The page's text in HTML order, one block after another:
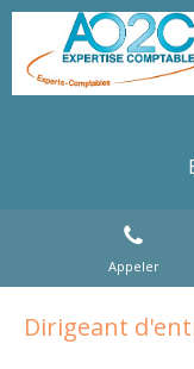
Appeler
Dirigeant